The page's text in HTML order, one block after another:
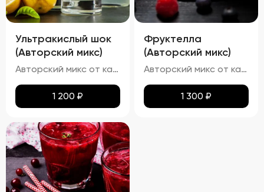
Ультракислый шок
(Авторский микс)
Авторский микс от кальянных мастеров - Освежающий кислый лимонад с лимонным фрешем
1 200 ₽
Фруктелла
(Авторский микс)
Авторский микс от кальянных мастеров - Твист на известные конфеты - мягкость банана, искрящаяся клубничная начинка и приятная яблочная кислинка
1 300 ₽